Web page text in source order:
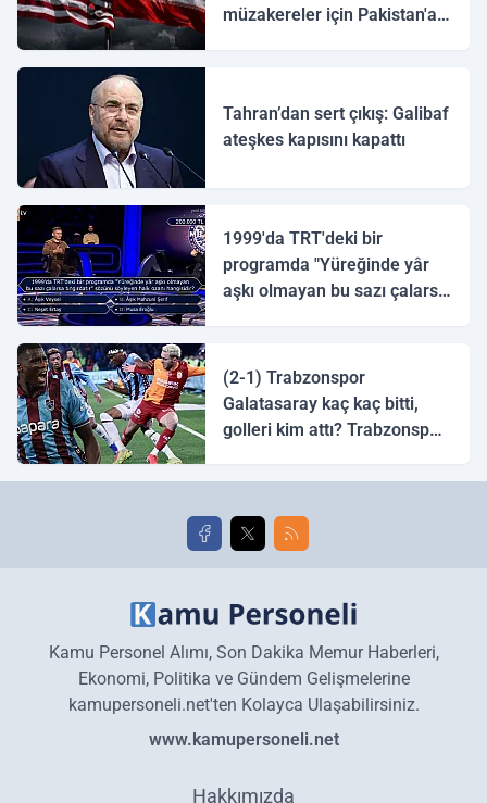
müzakereler için Pakistan'a
Tahran’dan sert çıkış: Galibaf
ateşkes kapısını kapattı
1999'da TRT'deki bir
programda "Yüreğinde yâr
aşkı olmayan bu sazı çalarsa
(2-1) Trabzonspor
Galatasaray kaç kaç bitti,
golleri kim attı? Trabzonspor
golleri!
Kamu Personel Alımı, Son Dakika Memur Haberleri,
Ekonomi, Politika ve Gündem Gelişmelerine
kamupersoneli.net'ten Kolayca Ulaşabilirsiniz.
www.kamupersoneli.net
Hakkımızda